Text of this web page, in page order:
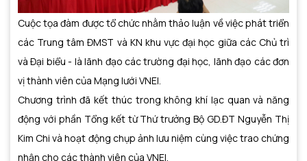
Cuộc tọa đàm được tổ chức nhằm thảo luận về việc phát triển
các Trung tâm ĐMST và KN khu vực đại học giữa các Chủ trì
và Đại biểu - là lãnh đạo các trường đại học, lãnh đạo các đơn
vị thành viên của Mạng lưới VNEI.
Chương trình đã kết thúc trong không khí lạc quan và năng
động với phần Tổng kết từ Thứ trưởng Bộ GD.ĐT Nguyễn Thị
Kim Chi và hoạt động chụp ảnh lưu niệm cùng việc trao chứng
nhận cho các thành viên của VNEI.